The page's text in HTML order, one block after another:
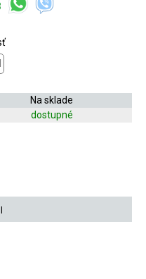
Na sklade
dostupné